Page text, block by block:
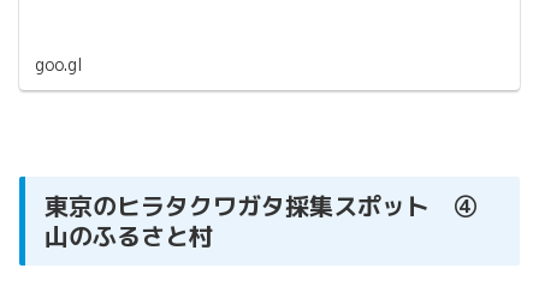
goo.gl
東京のヒラタクワガタ採集スポット ④
山のふるさと村